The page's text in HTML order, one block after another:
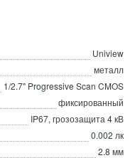
Uniview
металл
1/2.7" Progressive Scan CMOS
фиксированный
IP67, грозозащита 4 кВ
0.002 лк
2.8 мм